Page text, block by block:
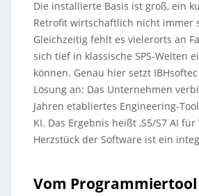
Die installierte Basis ist groß, ein
Retrofit wirtschaftlich nicht immer
Gleichzeitig fehlt es vielerorts an
sich tief in klassische SPS-Welten
können. Genau hier setzt
Lösung an: Das Unternehmen
Jahren etabliertes Engineering-
KI. Das Ergebnis heißt ‚S5/S7 AI für
Herzstück der Software ist ein
Vom Programmiertool